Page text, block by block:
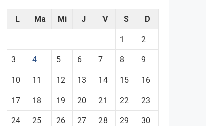
L Ma Mi J V S D
1 2
3 4 5 6 7 8 9
10 11 12 13 14 15 16
17 18 19 20 21 22 23
24 25 26 27 28 29 30